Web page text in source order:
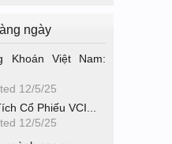
ngày
Khoán Việt Nam:
12/5/25
Cổ Phiếu VCI...
12/5/25